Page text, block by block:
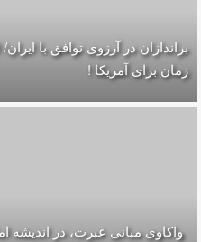
براندازان در آرزوی توافق با
زمان برای آمریکا !
واکاوی مبانی عبرت، در اندیشه